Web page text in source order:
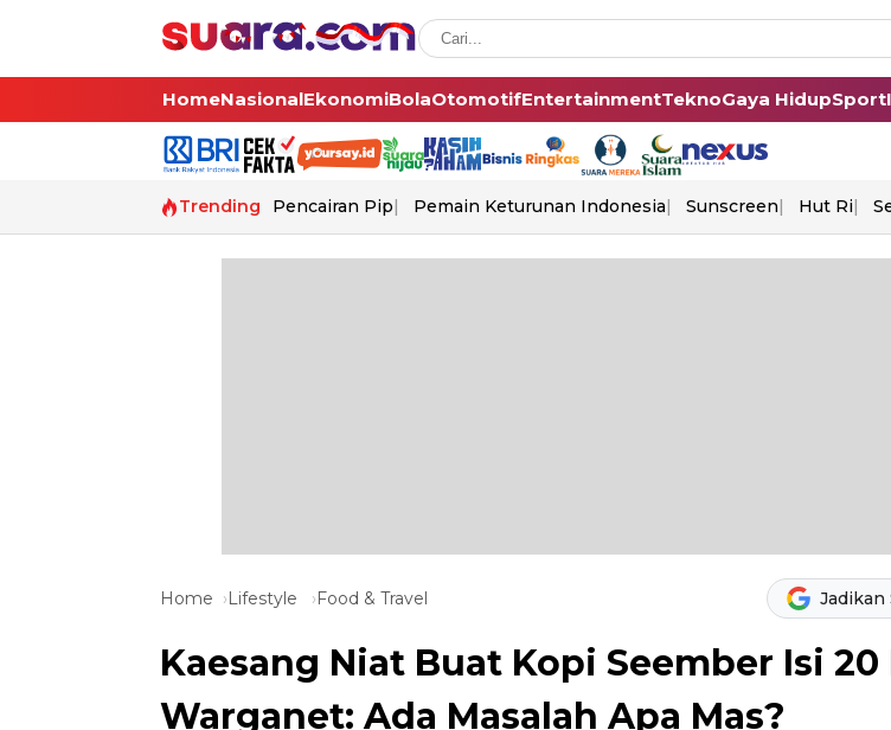
HomeNasionalEkonomiBolaOtomotifEntertainmentTeknoGaya HidupSport
Trending Pencairan Pip Pemain Keturunan Indonesia Sunscreen Hut Ri
Home Lifestyle Food & Travel Jadikan
Kaesang Niat Buat Kopi Seember Isi 20
Warganet: Ada Masalah Apa Mas?